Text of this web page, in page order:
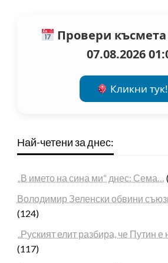
Провери късмета
07.08.2026
Кликни тук!
Най-четени за днес:
„В името на сина ми“ днес: Сема…
Володимир Зеленски обвини
(124)
„Руският елит разбира, че Путин
(117)